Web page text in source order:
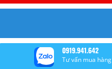
0919.941.642
Tư vấn mua hàng